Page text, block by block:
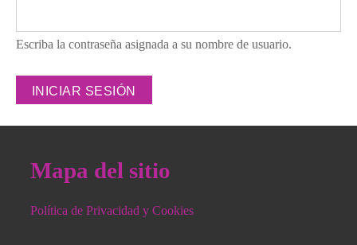
Escriba la contraseña asignada a su nombre de usuario.
Mapa del sitio
Política de Privacidad y Cookies